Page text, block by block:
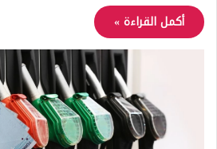
أكمل القراءة »